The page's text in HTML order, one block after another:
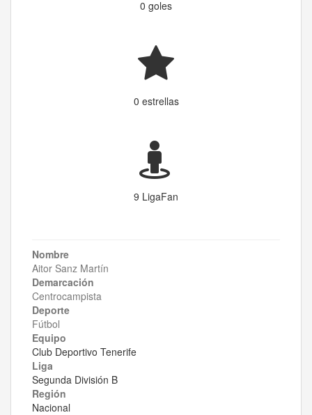
0 goles
0 estrellas
9 LigaFan
Nombre
Aitor Sanz Martín
Demarcación
Centrocampista
Deporte
Fútbol
Equipo
Club Deportivo Tenerife
Liga
Segunda División B
Región
Nacional